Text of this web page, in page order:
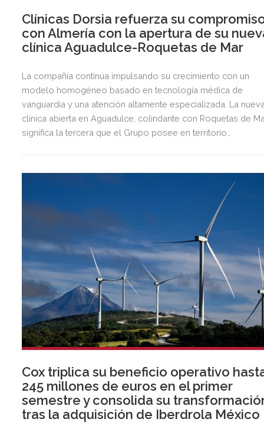
Clínicas Dorsia refuerza su
con Almería con la apertura de su
clínica Aguadulce-Roquetas de Mar
La compañía continúa impulsando su crecimiento con un
modelo homogéneo basado en tecnología médica de
vanguardia y una atención altamente especializada. La
clínica abierta en Aguadulce, colindante con Roquetas de
significa la tercera que el Grupo posee en territorio
Cox triplica su beneficio operativo
245 millones de euros en el primer
semestre y consolida su
tras la adquisición de Iberdrola México